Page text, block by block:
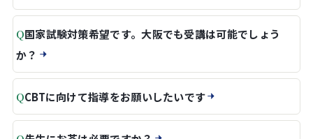
Q国家試験対策希望です。大阪でも受講は可能でしょう
か？
QCBTに向けて指導をお願いしたいです